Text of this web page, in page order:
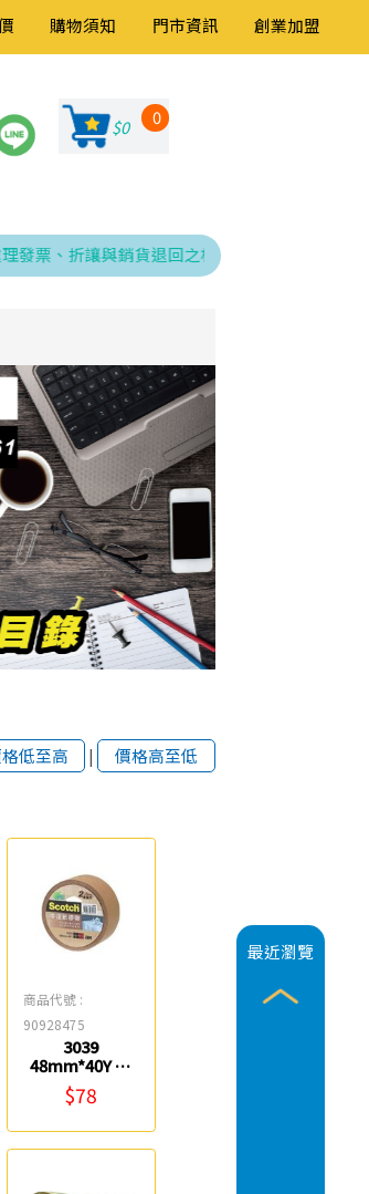
購物須知 門市資訊 創業加盟
$0 0
讓與銷貨退回之相關程序，特此告知！
最近瀏覽
低至高 | 價格高至低
商品代號 :
90928475
3039
48mm*40Y 牛
皮紙膠帶 3M
$78